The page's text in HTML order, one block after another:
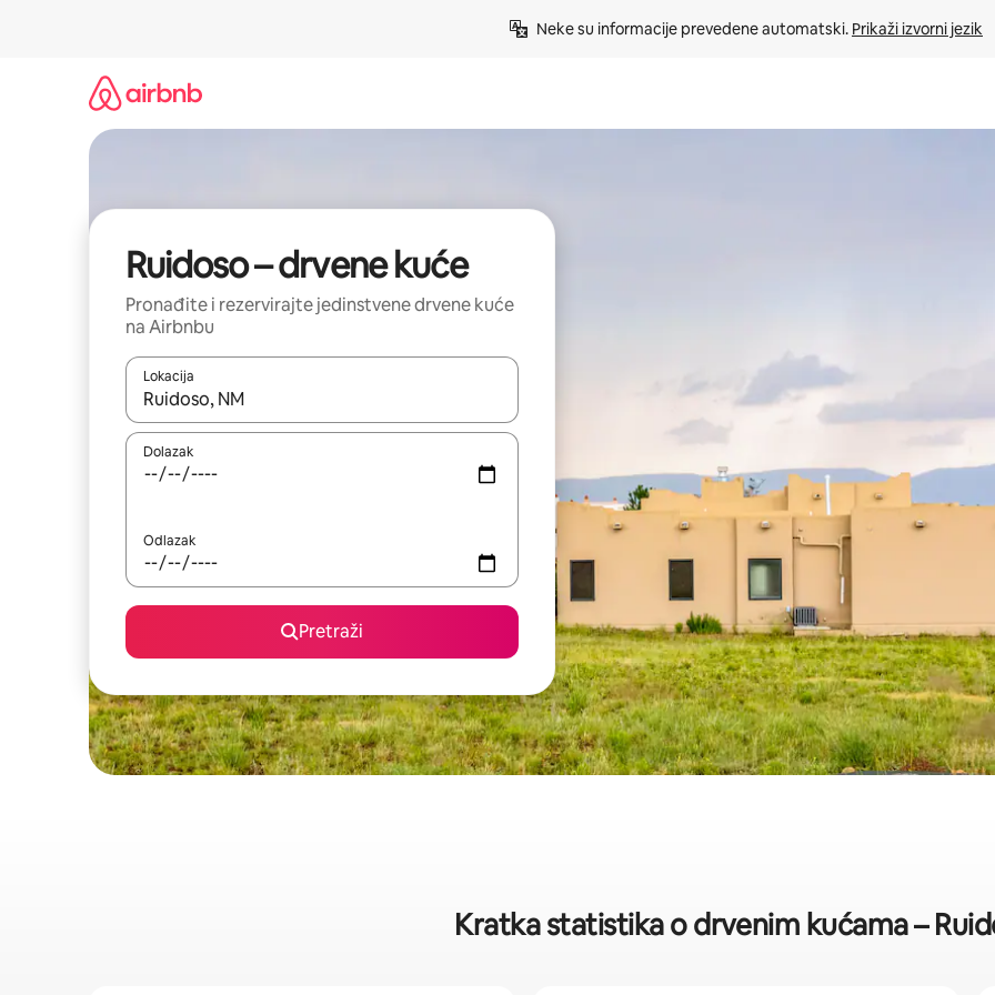
Neke su informacije prevedene automatski. Prikaži izvorni jezik
Ruidoso – drvene kuće
Pronađite i rezervirajte jedinstvene drvene kuće
na Airbnbu
Lokacija
Kada budu dostupni rezultati, moći ćete ih pregledati koristeći se strelicama prema gore i prema dolje, kao i dodirom
Dolazak
Odlazak
Pretraži
Kratka statistika o drvenim kućama –